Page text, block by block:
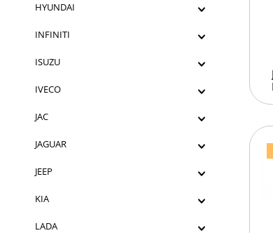
HYUNDAI
INFINITI
ISUZU
IVECO
JAC
JAGUAR
JEEP
KIA
LADA